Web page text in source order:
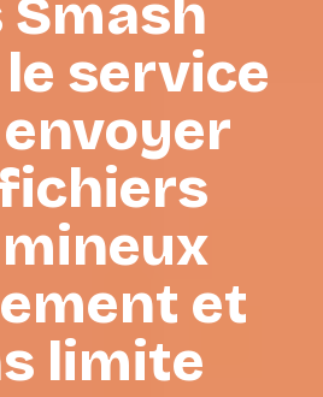
Smash
service
et
limite